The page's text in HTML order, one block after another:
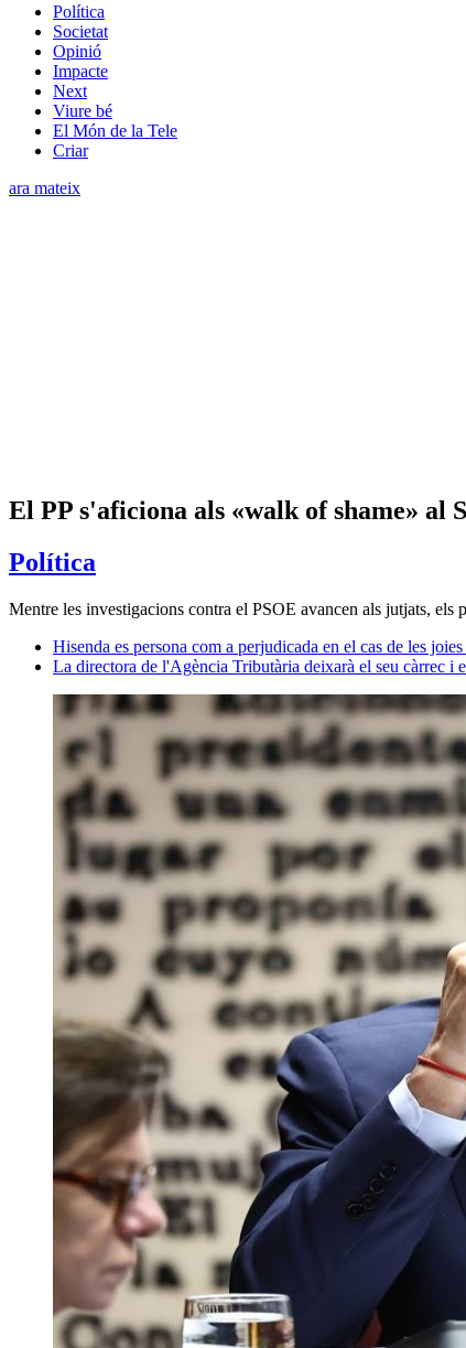
Política
Societat
Opinió
Impacte
Next
Viure bé
El Món de la Tele
Criar
ara mateix
El PP s'aficiona als «walk of shame» al
Política
Mentre les investigacions contra el PSOE avancen als jutjats,
Hisenda es persona com a perjudicada en el cas de les
La directora de l'Agència Tributària deixarà el seu càrrec i